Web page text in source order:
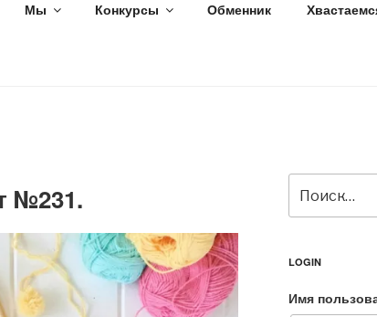
Мы Конкурсы Обменник
№231.
LOGIN
Имя